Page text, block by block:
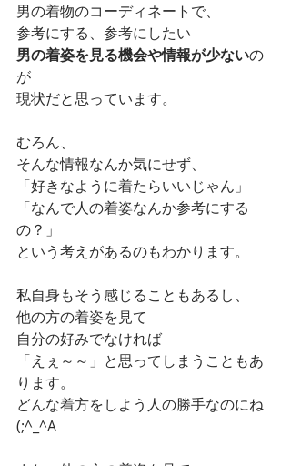
男の着物のコーディネートで、
参考にする、参考にしたい
男の着姿を見る機会や情報が少ないの
が
現状だと思っています。
むろん、
そんな情報なんか気にせず、
「好きなように着たらいいじゃん」
「なんで人の着姿なんか参考にする
の？」
という考えがあるのもわかります。
私自身もそう感じることもあるし、
他の方の着姿を見て
自分の好みでなければ
「えぇ～～」と思ってしまうこともあ
ります。
どんな着方をしよう人の勝手なのにね
(;^_^A